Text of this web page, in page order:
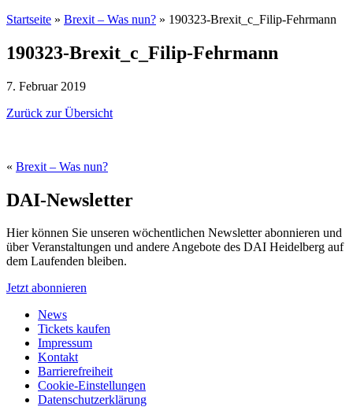
Startseite » Brexit – Was nun? » 190323-Brexit_c_Filip-Fehrmann
190323-Brexit_c_Filip-Fehrmann
7. Februar 2019
Zurück zur Übersicht
« Brexit – Was nun?
DAI-Newsletter
Hier können Sie unseren wöchentlichen Newsletter abonnieren und
über Veranstaltungen und andere Angebote des DAI Heidelberg auf
dem Laufenden bleiben.
Jetzt abonnieren
News
Tickets kaufen
Impressum
Kontakt
Barrierefreiheit
Cookie-Einstellungen
Datenschutzerklärung